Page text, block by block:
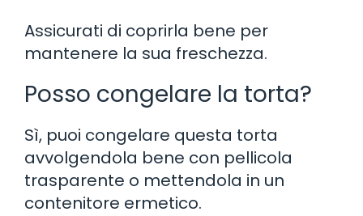
Assicurati di coprirla bene per
mantenere la sua freschezza.
Posso congelare la torta?
Sì, puoi congelare questa torta
avvolgendola bene con pellicola
trasparente o mettendola in un
contenitore ermetico.